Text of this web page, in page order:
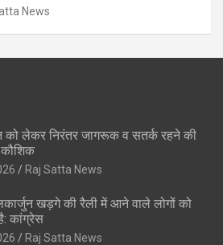
News
को लेकर निरंतर जागरूक व सतर्क रहने की
Raj Satta News
खड़गे की रैली में आने वाले लोगों को
कांग्रेस
Raj Satta News